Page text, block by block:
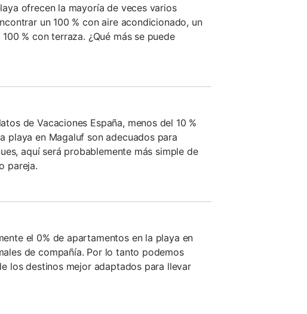
ofrecen la mayoría de veces varios
un 100 % con aire acondicionado, un
% con terraza. ¿Qué más se puede
de Vacaciones España, menos del 10 %
playa en Magaluf son adecuados para
aquí será probablemente más simple de
pareja.
el 0% de apartamentos en la playa en
de compañía. Por lo tanto podemos
los destinos mejor adaptados para llevar